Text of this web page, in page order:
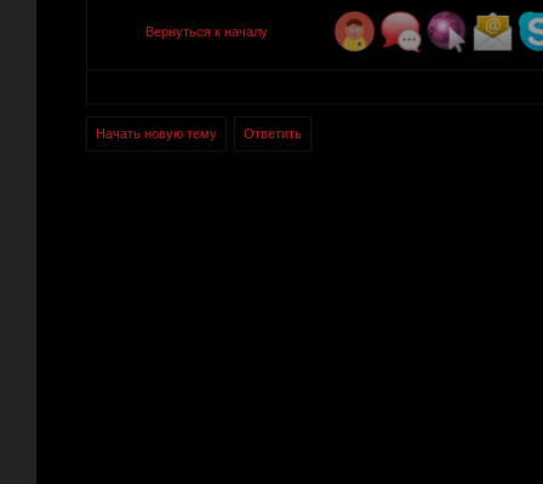
Вернуться к началу
Начать новую тему Ответить